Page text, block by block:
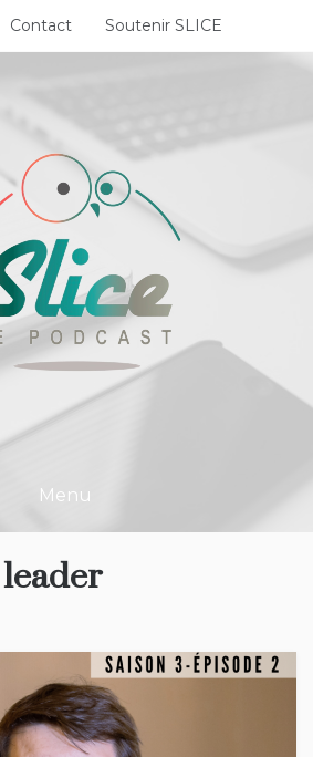
Contact Soutenir SLICE
Menu
leader